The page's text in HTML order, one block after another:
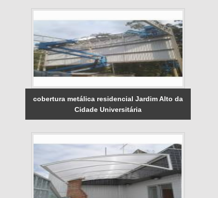
cobertura metálica residencial Jardim Alto da
Cidade Universitária